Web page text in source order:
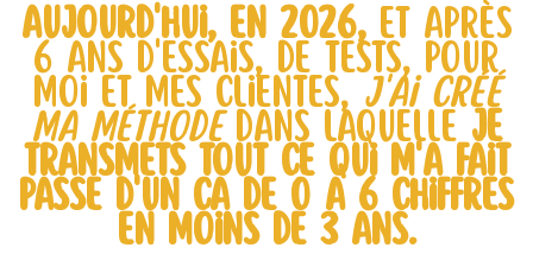
Aujourd'hui, en 2026, et après
6 ans d'essais, de tests, pour
moi et mes clientes, j'ai créé
ma méthodedans laquelle je
transmets tout ce qui m'a fait
passe d'un CA de 0 a 6 chiffres
en moins de 3 ans.